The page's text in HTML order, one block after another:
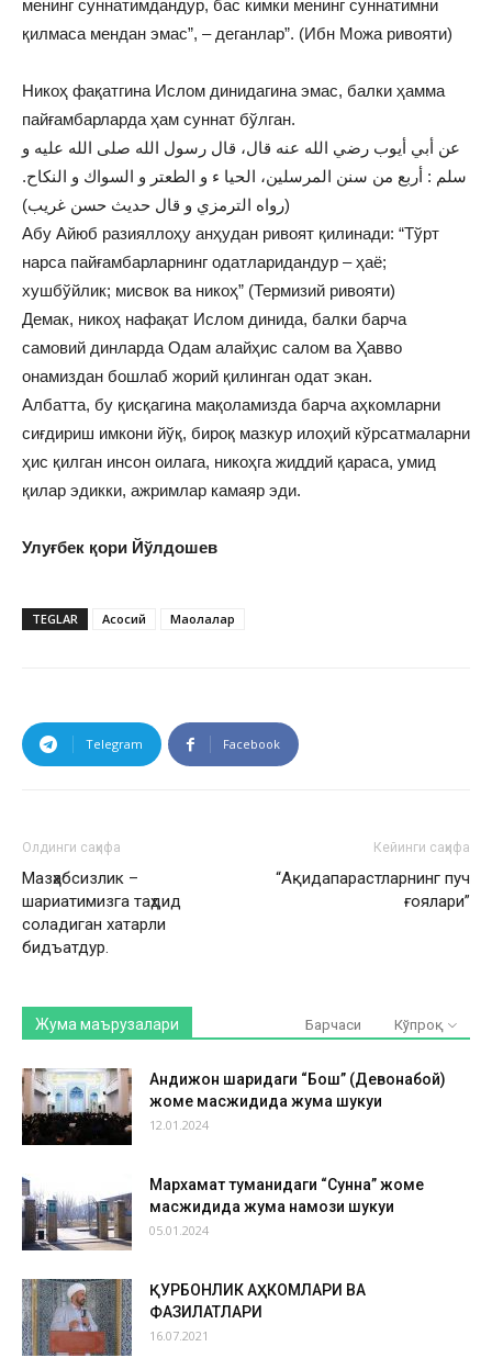
менинг суннатимдандур, бас кимки менинг суннатимни
қилмаса мендан эмас”, – деганлар”. (Ибн Можа ривояти)
Никоҳ фақатгина Ислом динидагина эмас, балки ҳамма
пайғамбарларда ҳам суннат бўлган.
عن أبي أيوب رضي الله عنه قال، قال رسول الله صلى الله عليه و
سلم : أربع من سنن المرسلين، الحيا ء و الطعتر و السواك و النكاح.
(رواه الترمزي و قال حديث حسن غريب)
Абу Айюб разияллоҳу анҳудан ривоят қилинади: “Тўрт
нарса пайғамбарларнинг одатларидандур – ҳаё;
хушбўйлик; мисвок ва никоҳ” (Термизий ривояти)
Демак, никоҳ нафақат Ислом динида, балки барча
самовий динларда Одам алайҳис салом ва Ҳавво
онамиздан бошлаб жорий қилинган одат экан.
Албатта, бу қисқагина мақоламизда барча аҳкомларни
сиғдириш имкони йўқ, бироқ мазкур илоҳий кўрсатмаларни
ҳис қилган инсон оилага, никоҳга жиддий қараса, умид
қилар эдикки, ажримлар камаяр эди.
Улуғбек қори Йўлдошев
TEGLAR Асосий Мақолалар
Telegram Facebook
Олдинги саҳифа
Мазҳабсизлик –
шариатимизга таҳдид
соладиган хатарли
бидъатдур.
Кейинги саҳифа
“Ақидапарастларнинг пуч
ғоялари”
Жума маърузалари Барчаси Кўпроқ
Андижон шаҳридаги “Бош” (Девонабой)
жоме масжидида жума шукуҳи
12.01.2024
Мархамат туманидаги “Сунна” жоме
масжидида жума намози шукуҳи
05.01.2024
ҚУРБОНЛИК АҲКОМЛАРИ ВА
ФАЗИЛАТЛАРИ
16.07.2021